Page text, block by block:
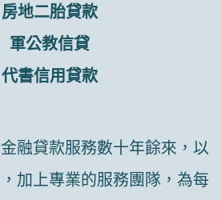
房地二胎貸款
軍公教信貸
代書信用貸款
融貸款服務數十年餘來，以
加上專業的服務團隊，為每